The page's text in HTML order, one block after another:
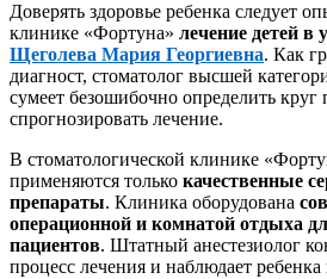
Доверять здоровье ребенка следует
клинике «Фортуна» лечение детей в
Щеголева Мария Георгиевна. Как
диагност, стоматолог высшей
сумеет безошибочно определить круг
спрогнозировать лечение.
В стоматологической клинике
применяются только качественные
препараты. Клиника оборудована
операционной и комнатой отдыха
пациентов. Штатный анестезиолог
процесс лечения и наблюдает